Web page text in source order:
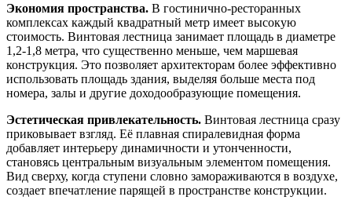
Экономия пространства. В гостинично-ресторанных
комплексах каждый квадратный метр имеет высокую
стоимость. Винтовая лестница занимает площадь в диаметре
1,2-1,8 метра, что существенно меньше, чем маршевая
конструкция. Это позволяет архитекторам более эффективно
использовать площадь здания, выделяя больше места под
номера, залы и другие доходообразующие помещения.
Эстетическая привлекательность. Винтовая лестница сразу
приковывает взгляд. Её плавная спиралевидная форма
добавляет интерьеру динамичности и утонченности,
становясь центральным визуальным элементом помещения.
Вид сверху, когда ступени словно замораживаются в воздухе,
создает впечатление парящей в пространстве конструкции.